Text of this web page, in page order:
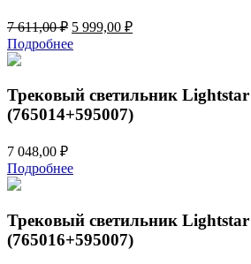
7 611,00₽ Первоначальная
цена
составляла
611,00 ₽.
5 999,00 ₽Текущая
Подробнее
Трековый светильник
(765014+595007)
7 048,00 ₽
Подробнее
Трековый светильник
(765016+595007)